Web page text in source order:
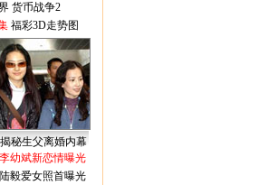
货币战争2
福彩3D走势图
揭秘生父离婚内幕
李幼斌新恋情曝光
陆毅爱女照首曝光